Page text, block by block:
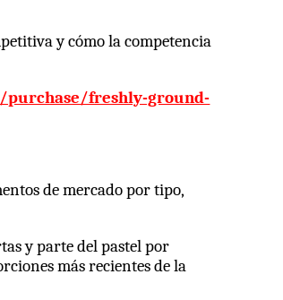
y cómo la competencia
freshly-ground-
de mercado por tipo,
y parte del pastel por
más recientes de la